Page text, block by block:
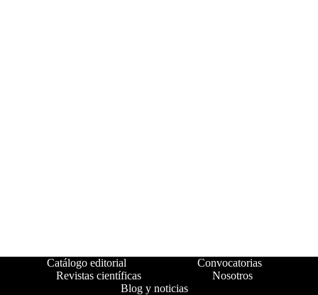
Catálogo editorial
Convocatorias
Revistas científicas
Nosotros
Blog y noticias